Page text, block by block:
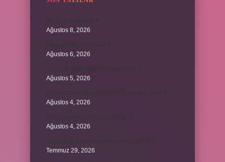
Ağustos 8, 2026
Ağustos 6, 2026
Ağustos 5, 2026
Ağustos 4, 2026
Ağustos 4, 2026
Temmuz 29, 2026